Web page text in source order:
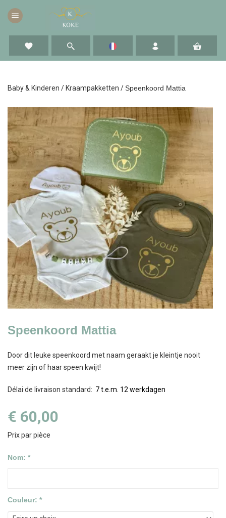
menu
favorite
Baby & Kinderen / Kraampakketten /Speenkoord Mattia
Speenkoord Mattia
Door dit leuke speenkoord met naam geraakt je kleintje nooit
meer zijn of haar speen kwijt!
Délai de livraison standard: 7 t.e.m. 12 werkdagen
€ 60,00
Prix par pièce
Nom: *
Couleur: *